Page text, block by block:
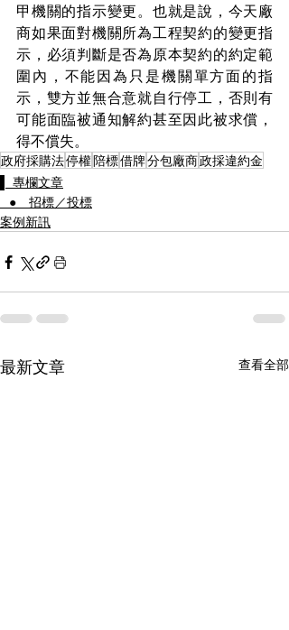
甲機關的指示變更。也就是說，今天廠
商如果面對機關所為工程契約的變更指
示，必須判斷是否為原本契約的約定範
圍內，不能因為只是機關單方面的指
示，雙方並無合意就自行停工，否則有
可能面臨被通知解約甚至因此被求償，
得不償失。
政府採購法停權陪標借牌分包廠商政採違約金
▌ 專欄文章
⠀● 招標／投標
案例新訊
最新文章 查看全部